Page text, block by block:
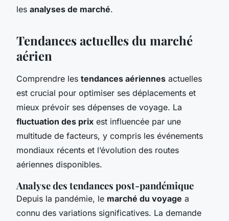
les analyses de marché.
Tendances actuelles du marché
aérien
Comprendre les tendances aériennes actuelles
est crucial pour optimiser ses déplacements et
mieux prévoir ses dépenses de voyage. La
fluctuation des prix est influencée par une
multitude de facteurs, y compris les événements
mondiaux récents et l’évolution des routes
aériennes disponibles.
Analyse des tendances post-pandémique
Depuis la pandémie, le marché du voyage a
connu des variations significatives. La demande